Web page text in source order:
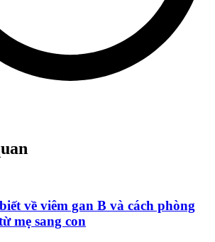
về viêm gan B và cách phòng
mẹ sang con